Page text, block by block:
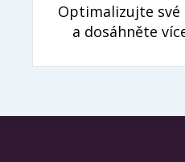
Optimalizujte
a dosáhněte